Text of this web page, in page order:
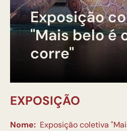
Exposição
"Mais belo é
corre"
EXPOSIÇÃO
Nome: Exposição coletiva